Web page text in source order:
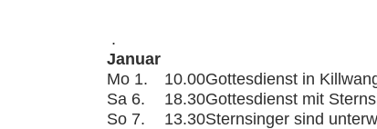
.
Januar
Mo 1.
10.00Gottesdienst in
Sa 6.
18.30Gottesdienst mit
So 7.
13.30Sternsinger sind